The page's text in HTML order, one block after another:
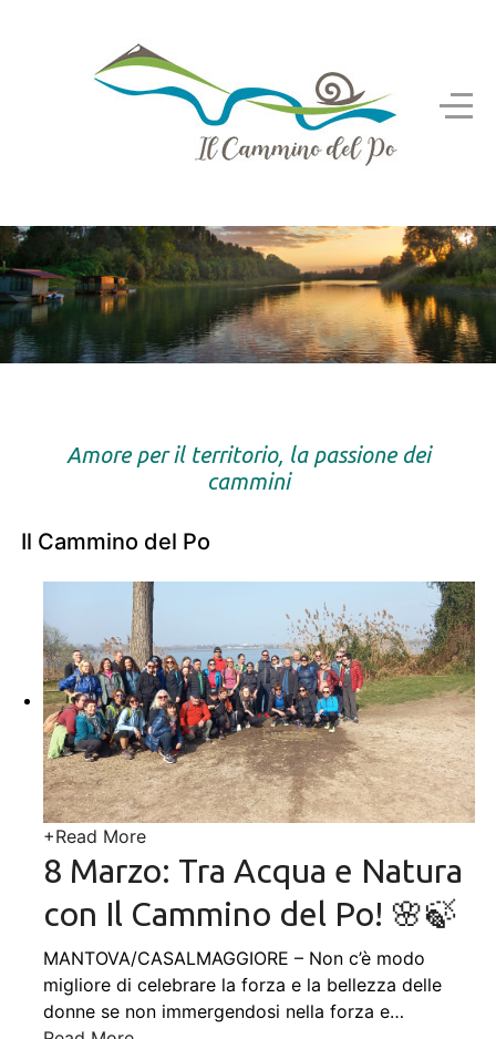
Amore per il territorio, la passione dei
cammini
Il Cammino del Po
+Read More
8 Marzo: Tra Acqua e Natura
con Il Cammino del Po! 🌸🍃
MANTOVA/CASALMAGGIORE – Non c’è modo
migliore di celebrare la forza e la bellezza delle
donne se non immergendosi nella forza e…